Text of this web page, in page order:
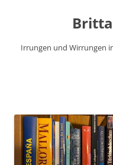
Irrungen und Wirrungen